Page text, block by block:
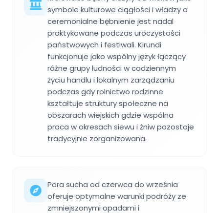
symbole kulturowe ciągłości i władzy a
ceremonialne bębnienie jest nadal
praktykowane podczas uroczystości
państwowych i festiwali. Kirundi
funkcjonuje jako wspólny język łączący
różne grupy ludności w codziennym
życiu handlu i lokalnym zarządzaniu
podczas gdy rolnictwo rodzinne
kształtuje struktury społeczne na
obszarach wiejskich gdzie wspólna
praca w okresach siewu i żniw pozostaje
tradycyjnie zorganizowana.
Pora sucha od czerwca do września
oferuje optymalne warunki podróży ze
zmniejszonymi opadami i